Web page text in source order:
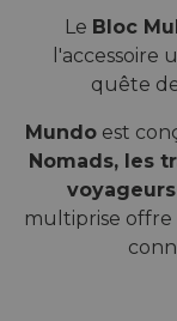
Le Bloc
l'accessoire
quête
Mundo est
Nomads, les
multiprise